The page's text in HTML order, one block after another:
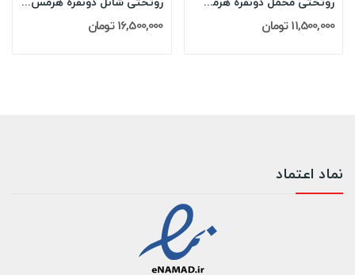
16,500,000 تومان 11,500,000 تومان
نماد اعتماد